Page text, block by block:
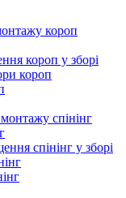
короп
короп у зборі
короп
спінінг
спінінг у зборі